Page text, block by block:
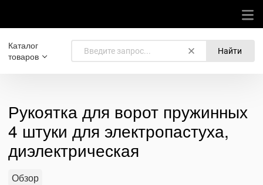
Каталог
товаров
Найти
Рукоятка для ворот пружинных
4 штуки для электропастуха,
диэлектрическая
Обзор